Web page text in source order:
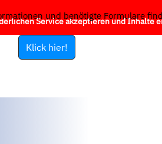
Service akzeptieren und Inhalte
und benötigte Formulare
Klick hier!